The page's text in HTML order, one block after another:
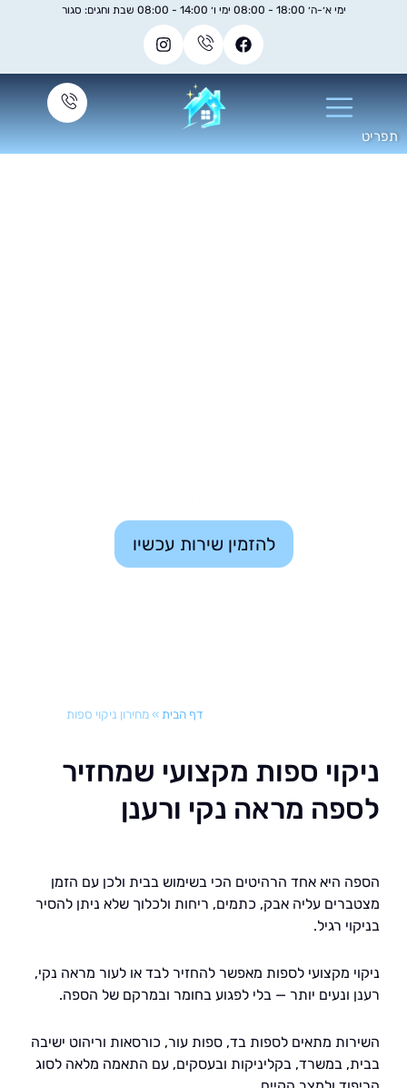
»מחירון ניקוי ספות
להזמין שירות עכשיו
ספות מקצועי שמחזיר
מראה נקי ורענן
היא אחד הרהיטים הכי בשימוש בבית ולכן עם הזמן
עליה אבק, כתמים, ריחות ולכלוך שלא ניתן להסיר
רגיל.
מקצועי לספות מאפשר להחזיר לבד או לעור מראה נקי,
ונעים יותר — בלי לפגוע בחומר ובמרקם של הספה.
מתאים לספות בד, ספות עור, כורסאות וריהוט ישיבה
במשרד, בקליניקות ובעסקים, עם התאמה מלאה לסוג